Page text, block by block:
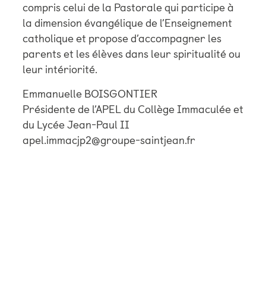
compris celui de la Pastorale qui participe à
la dimension évangélique de l’Enseignement
catholique et propose d’accompagner les
parents et les élèves dans leur spiritualité ou
leur intériorité.
Emmanuelle BOISGONTIER
Présidente de l’APEL du Collège Immaculée et
du Lycée Jean-Paul II
apel.immacjp2@groupe-saintjean.fr